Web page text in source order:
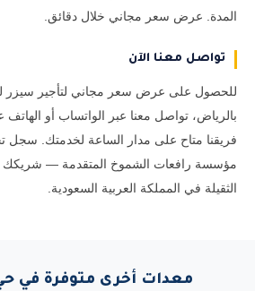
المدة. عرض سعر مجاني خلال دقائق.
تواصل معنا الآن
للحصول على عرض سعر مجاني لتأجير سيزر
مؤسسة رافعات الشموخ المتقدمة — شريكك
الثقيلة في المملكة العربية السعودية.
معدات أخرى متوفرة في